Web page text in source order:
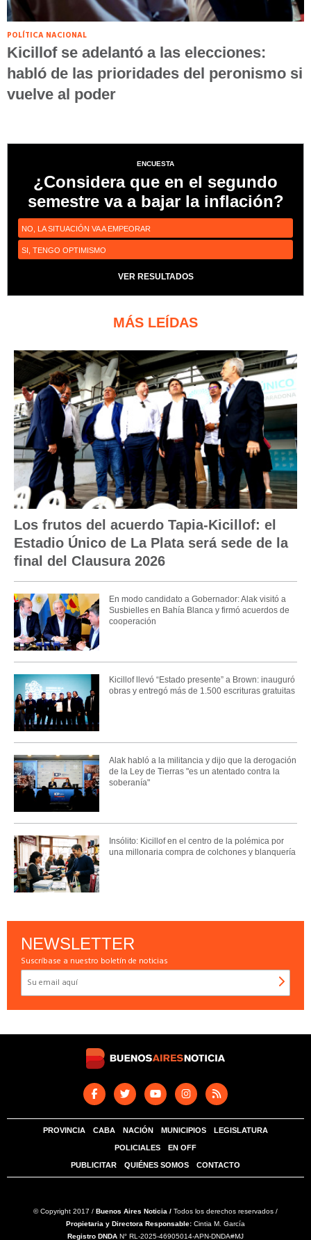
POLÍTICA NACIONAL
Kicillof se adelantó a las elecciones:
habló de las prioridades del peronismo si
vuelve al poder
ENCUESTA
¿Considera que en el segundo
semestre va a bajar la inflación?
NO, LA SITUACIÓN VA A EMPEORAR
SI, TENGO OPTIMISMO
VER RESULTADOS
MÁS LEÍDAS
Los frutos del acuerdo Tapia-Kicillof: el
Estadio Único de La Plata será sede de la
final del Clausura 2026
En modo candidato a Gobernador: Alak visitó a
Susbielles en Bahía Blanca y firmó acuerdos de
cooperación
Kicillof llevó “Estado presente” a Brown: inauguró
obras y entregó más de 1.500 escrituras gratuitas
Alak habló a la militancia y dijo que la derogación
de la Ley de Tierras "es un atentado contra la
soberanía"
Insólito: Kicillof en el centro de la polémica por
una millonaria compra de colchones y blanquería
NEWSLETTER
Suscríbase a nuestro boletín de noticias
PROVINCIA CABA NACIÓN MUNICIPIOS LEGISLATURA
POLICIALES EN OFF
PUBLICITAR QUIÉNES SOMOS CONTACTO
© Copyright 2017 / Buenos Aires Noticia / Todos los derechos reservados /
Propietaria y Directora Responsable: Cintia M. García
Registro DNDA N° RL-2025-46905014-APN-DNDA#MJ